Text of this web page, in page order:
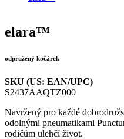
elara™
odpružený kočárek
SKU (US: EAN/UPC)
S2437AAQTZ000
Navržený pro každé
odolnými pneumatikami
rodičům ulehčí život.